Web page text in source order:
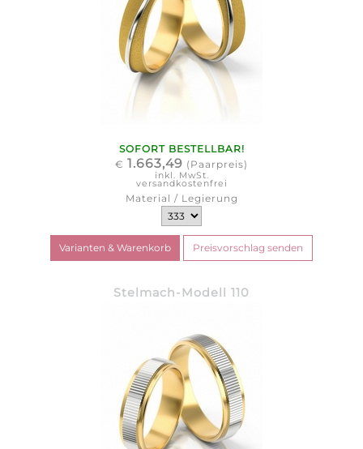
SOFORT BESTELLBAR!
€ 1.663,49 (Paarpreis)
inkl. MwSt.
versandkostenfrei
Material / Legierung
Stelmach-Modell 110